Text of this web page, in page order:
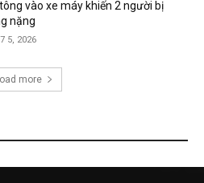
vào xe máy khiến 2 người bị
nặng
5, 2026
more